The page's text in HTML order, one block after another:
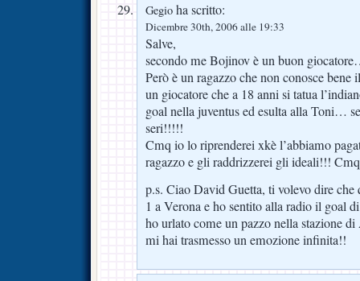
Gegio ha scritto:
Dicembre 30th, 2006 alle 19:33
Salve,
secondo me Bojinov è un buon
Però è un ragazzo che non conosce
un giocatore che a 18 anni si tatua
goal nella juventus ed esulta alla Toni…
seri!!!!!
Cmq io lo riprenderei xkè l’abbiamo
ragazzo e gli raddrizzerei gli ideali!!!
p.s. Ciao David Guetta, ti volevo dire
1 a Verona e ho sentito alla radio il goal
ho urlato come un pazzo nella stazione
mi hai trasmesso un emozione infinita!!